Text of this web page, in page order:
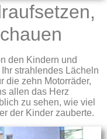
den Kindern und
strahlendes Lächeln
die zehn Motorräder,
allen das Herz
zu sehen, wie viel
der Kinder zauberte.